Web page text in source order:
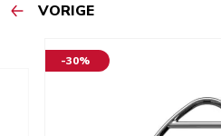
VORIGE
-30%